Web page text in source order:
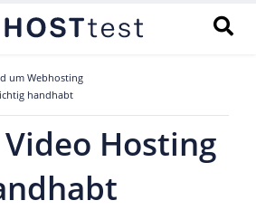
um Webhosting
handhabt
Hosting